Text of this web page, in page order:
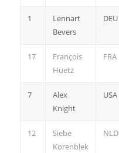
1
Lennart
Bevers
DEU
17
François
Huetz
FRA
7
Alex
Knight
USA
12
Siebe
Korenblek
NLD